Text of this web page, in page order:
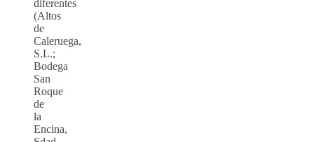
diferentes
(Altos
de
Caleruega,
S.L.;
Bodega
San
Roque
de
la
Encina,